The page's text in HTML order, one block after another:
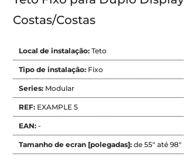
Costas/Costas
Local de instalação:Teto
Tipo de instalação: Fixo
Series: Modular
REF: EXAMPLE 5
EAN:-
Tamanho de ecran [polegadas]:de 55" até 98"